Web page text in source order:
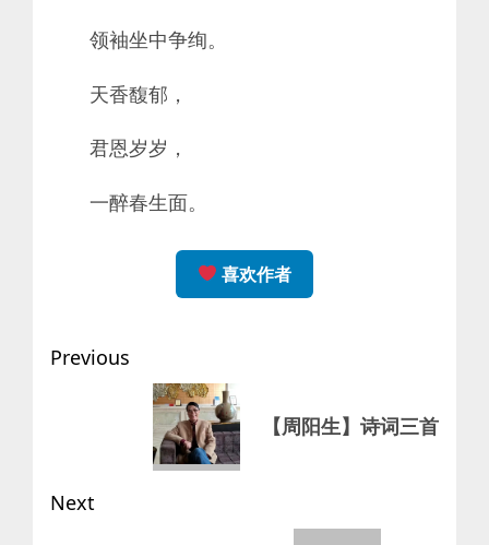
领袖坐中争绚。
天香馥郁，
君恩岁岁，
一醉春生面。
喜欢作者
Post
navigation
Previous
【周阳生】诗词三首
Next